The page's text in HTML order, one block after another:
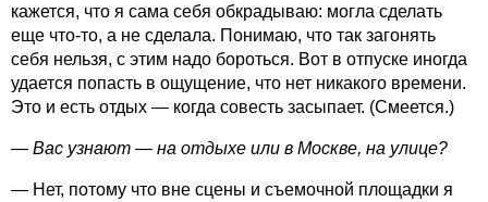
кажется, что я сама себя обкрадываю: могла сделать
еще что-то, а не сделала. Понимаю, что так загонять
себя нельзя, с этим надо бороться. Вот в отпуске иногда
удается попасть в ощущение, что нет никакого времени.
Это и есть отдых — когда совесть засыпает. (Смеется.)
— Вас узнают — на отдыхе или в Москве, на улице?
— Нет, потому что вне сцены и съемочной площадки я